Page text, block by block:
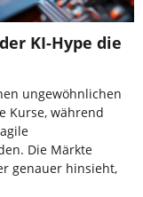
KI-Hype die
ungewöhnlichen
Kurse, während
Die Märkte
genauer hinsieht,